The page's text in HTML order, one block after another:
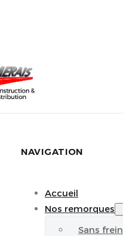
NAVIGATION
Accueil
Nos remorques
Sans frein